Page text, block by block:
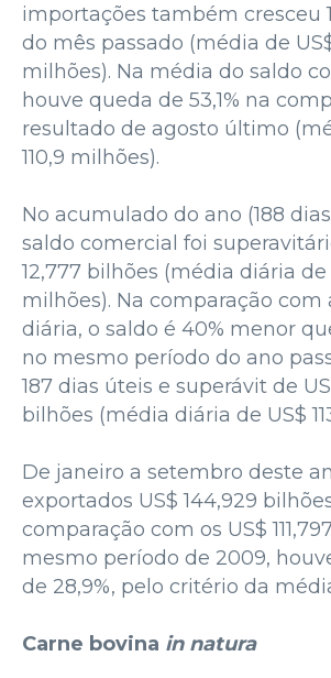
importações também cresceu
do mês passado (média de
milhões). Na média do saldo
houve queda de 53,1% na
resultado de agosto último
110,9 milhões).
No acumulado do ano (188
saldo comercial foi
12,777 bilhões (média diária de
milhões). Na comparação com
diária, o saldo é 40% menor
no mesmo período do ano
187 dias úteis e superávit de
bilhões (média diária de US$
De janeiro a setembro deste
exportados US$ 144,929
comparação com os US$
mesmo período de 2009,
de 28,9%, pelo critério da
Carne bovina in natura